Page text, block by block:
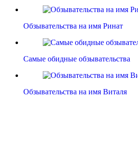
Обзывательства на имя Ринат
Самые обидные обзывательства
Обзывательства на имя Виталя